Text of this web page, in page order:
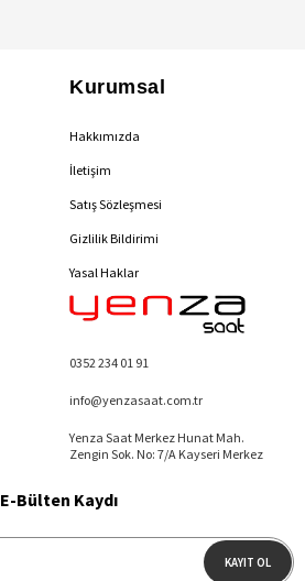
Kurumsal
Hakkımızda
İletişim
Satış Sözleşmesi
Gizlilik Bildirimi
Yasal Haklar
0352 234 01 91
info@yenzasaat.com.tr
Yenza Saat Merkez Hunat Mah.
Zengin Sok. No: 7/A Kayseri Merkez
E-Bülten Kaydı
KAYIT OL